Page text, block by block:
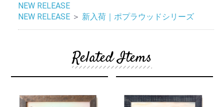
NEW RELEASE
NEW RELEASE ＞ 新入荷｜ポプラウッドシリーズ
Related Items